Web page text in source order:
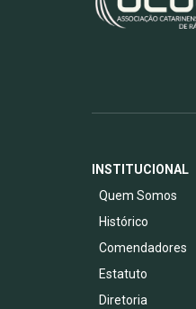
INSTITUCIONAL
Quem Somos
Histórico
Comendadores
Estatuto
Diretoria